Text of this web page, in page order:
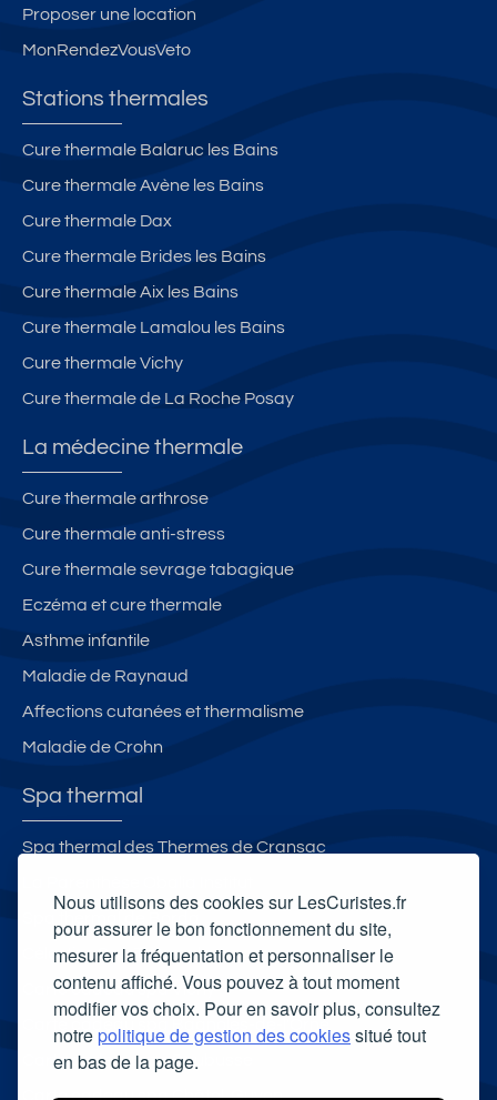
Nous utilisons des cookies sur LesCuristes.fr
pour assurer le bon fonctionnement du site,
mesurer la fréquentation et personnaliser le
contenu affiché. Vous pouvez à tout moment
modifier vos choix. Pour en savoir plus, consultez
notrepolitique de gestion des cookiessitué tout
en bas de la page.
Proposer une location
MonRendezVousVeto
Stations thermales
Cure thermale Balaruc les Bains
Cure thermale Avène les Bains
Cure thermale Dax
Cure thermale Brides les Bains
Cure thermale Aix les Bains
Cure thermale Lamalou les Bains
Cure thermale Vichy
Cure thermale de La Roche Posay
La médecine thermale
Cure thermale arthrose
Cure thermale anti-stress
Cure thermale sevrage tabagique
Eczéma et cure thermale
Asthme infantile
Maladie de Raynaud
Affections cutanées et thermalisme
Maladie de Crohn
Spa thermal
Spa thermal des Thermes de Cransac
Célestins Spa Thermal
Carte cadeau spa Vichy
Carte cadeau spa Bagnoles-de-l'Orne
Carte cadeau spa Saubusse
Carte cadeau spa Châtel-Guyon